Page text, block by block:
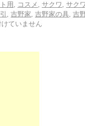
用 コスメ サクワ
サク
吉野家 吉野家の具 吉
ていません